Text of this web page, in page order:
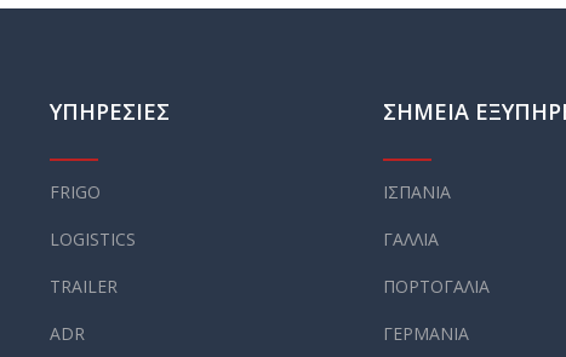
ΥΠΗΡΕΣΙΕΣ
FRIGO
LOGISTICS
TRAILER
ADR
ΣΗΜΕΙΑ
ΙΣΠΑΝΙΑ
ΓΑΛΛΙΑ
ΠΟΡΤΟΓΑΛΙΑ
ΓΕΡΜΑΝΙΑ